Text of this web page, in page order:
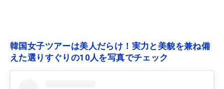
韓国女子ツアーは美人だらけ！実力と美貌を兼ね備
えた選りすぐりの10人を写真でチェック